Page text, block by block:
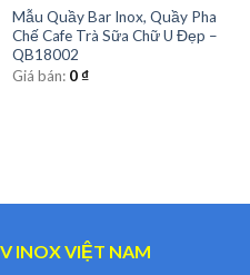
Mẫu Quầy Bar Inox, Quầy Pha
Chế Cafe Trà Sữa Chữ U Đẹp –
QB18002
Giá bán: 0₫
INOX VIỆT NAM